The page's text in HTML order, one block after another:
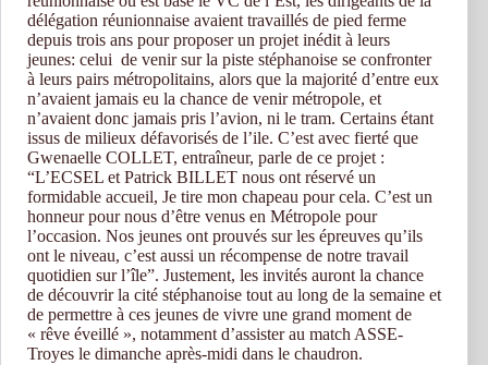
délégation réunionnaise avaient travaillés de pied ferme
depuis trois ans pour proposer un projet inédit à leurs
jeunes: celui de venir sur la piste stéphanoise se confronter
à leurs pairs métropolitains, alors que la majorité d’entre eux
n’avaient jamais eu la chance de venir métropole, et
n’avaient donc jamais pris l’avion, ni le tram. Certains étant
issus de milieux défavorisés de l’ile. C’est avec fierté que
Gwenaelle COLLET, entraîneur, parle de ce projet :
“L’ECSEL et Patrick BILLET nous ont réservé un
formidable accueil, Je tire mon chapeau pour cela. C’est un
honneur pour nous d’être venus en Métropole pour
l’occasion. Nos jeunes ont prouvés sur les épreuves qu’ils
ont le niveau, c’est aussi un récompense de notre travail
quotidien sur l’île”. Justement, les invités auront la chance
de découvrir la cité stéphanoise tout au long de la semaine et
de permettre à ces jeunes de vivre une grand moment de
« rêve éveillé », notamment d’assister au match ASSE-
Troyes le dimanche après-midi dans le chaudron.